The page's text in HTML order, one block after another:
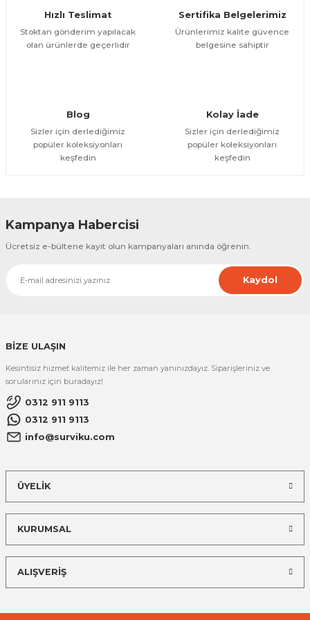
Bu ürüne benzer farklı alternatifler olmalı.
Hızlı Teslimat
Stoktan gönderim yapılacak
olan ürünlerde geçerlidir
Sertifika Belgelerimiz
Ürünlerimiz kalite güvence
belgesine sahiptir
Blog
Sizler için derlediğimiz
popüler koleksiyonları
keşfedin
Kolay İade
Sizler için derlediğimiz
popüler koleksiyonları
keşfedin
Kampanya Habercisi
Ücretsiz e-bültene kayıt olun kampanyaları anında öğrenin.
Kaydol
BİZE ULAŞIN
Kesintisiz hizmet kalitemiz ile her zaman yanınızdayız. Siparişleriniz ve
sorularınız için buradayız!
0312 911 9113
0312 911 9113
info@surviku.com
ÜYELİK
KURUMSAL
ALIŞVERİŞ